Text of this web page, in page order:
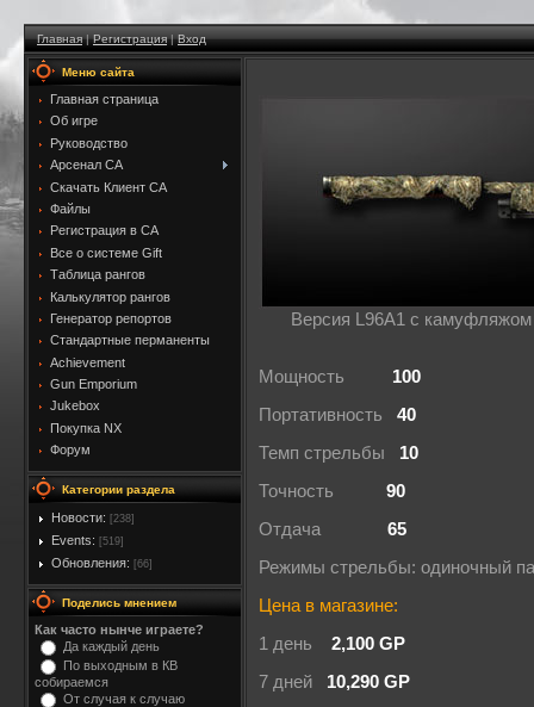
Главная|Регистрация|Вход
Меню сайта
Главная страница
Об игре
Руководство
Арсенал CA
Скачать Клиент CA
Файлы
Регистрация в CA
Все о системе Gift
Таблица рангов
Калькулятор рангов
Генератор репортов
Стандартные перманенты
Achievement
Gun Emporium
Jukebox
Покупка NX
Форум
Категории раздела
Новости: [238]
Events: [519]
Обновления: [66]
Поделись мнением
Как часто нынче играете?
Да каждый день
По выходным в КВ
собираемся
От случая к случаю
Версия L96A1 с
Мощность 100
Портативность 40
Темп стрельбы 10
Точность 90
Отдача 65
Режимы стрельбы: одиночный
Цена в магазине:
1 день
2,100 GP
7 дней 10,290 GP